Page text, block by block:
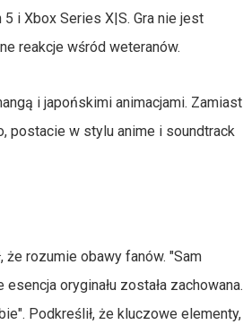
i Xbox Series X|S. Gra nie jest
reakcje wśród weteranów.
i japońskimi animacjami. Zamiast
postacie w stylu anime i soundtrack
że rozumie obawy fanów. "Sam
oryginału została zachowana.
Podkreślił, że kluczowe elementy,